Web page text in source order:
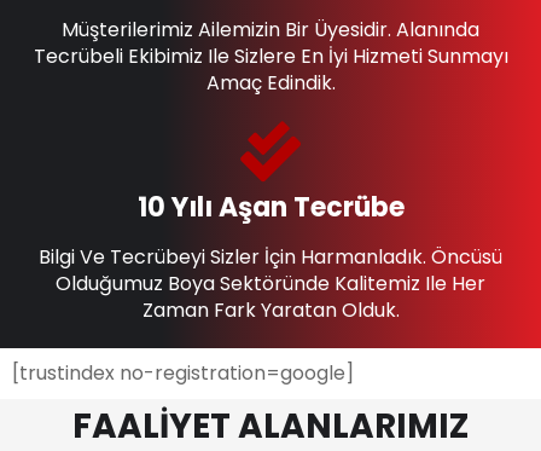
10 Yılı Aşan Tecrübe
Bilgi Ve Tecrübeyi Sizler İçin Harmanladık. Öncüsü
Olduğumuz Boya Sektöründe Kalitemiz Ile Her
Zaman Fark Yaratan Olduk.
Müşterilerimiz Ailemizin Bir Üyesidir. Alanında
Tecrübeli Ekibimiz Ile Sizlere En İyi Hizmeti Sunmayı
Amaç Edindik.
[trustindex no-registration=google]
FAALİYET ALANLARIMIZ